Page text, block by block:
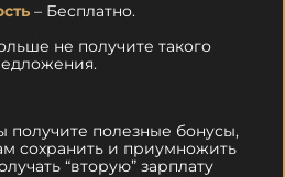
– Бесплатно.
не получите такого
получите полезные бонусы,
сохранить и приумножить
“вторую” зарплату